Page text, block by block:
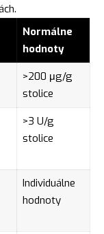
Normálne
hodnoty
>200 μg/g
stolice
>3 U/g
stolice
Individuálne
hodnoty